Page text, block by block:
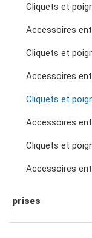
clés à
clés à
clés à pied
Cliquets et
Accessoires
Cliquets et
Accessoires
Cliquets et
Accessoires
Cliquets et
Accessoires
prises